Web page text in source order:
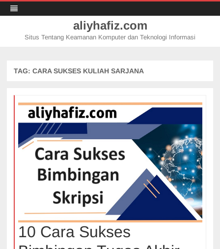
aliyhafiz.com
Situs Tentang Keamanan Komputer dan Teknologi Informasi
TAG: CARA SUKSES KULIAH SARJANA
10 Cara Sukses